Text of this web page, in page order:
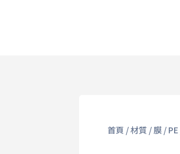
首頁 /材質/ 膜/ PE